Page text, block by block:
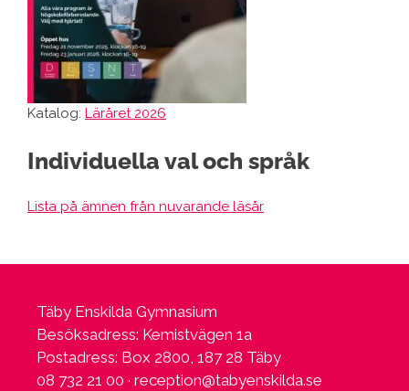
Katalog: Läråret 2026
Individuella val och språk
Lista på ämnen från nuvarande läsår
Täby Enskilda Gymnasium
Besöksadress: Kemistvägen 1a
Postadress: Box 2800, 187 28 Täby
08 732 21 00 · reception@tabyenskilda.se